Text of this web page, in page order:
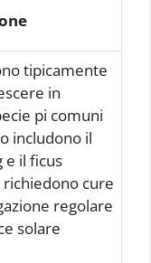
tipicamente
in
pi comuni
includono il
e il ficus
cure
regolare
solare